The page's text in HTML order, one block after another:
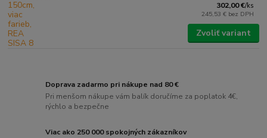
302,00 €/ks
245,53 € bez DPH
Zvoliť variant
Doprava zadarmo pri nákupe nad 80 €
Pri menšom nákupe vám balík doručíme za poplatok 4€,
rýchlo a bezpečne
Viac ako 250 000 spokojných zákazníkov